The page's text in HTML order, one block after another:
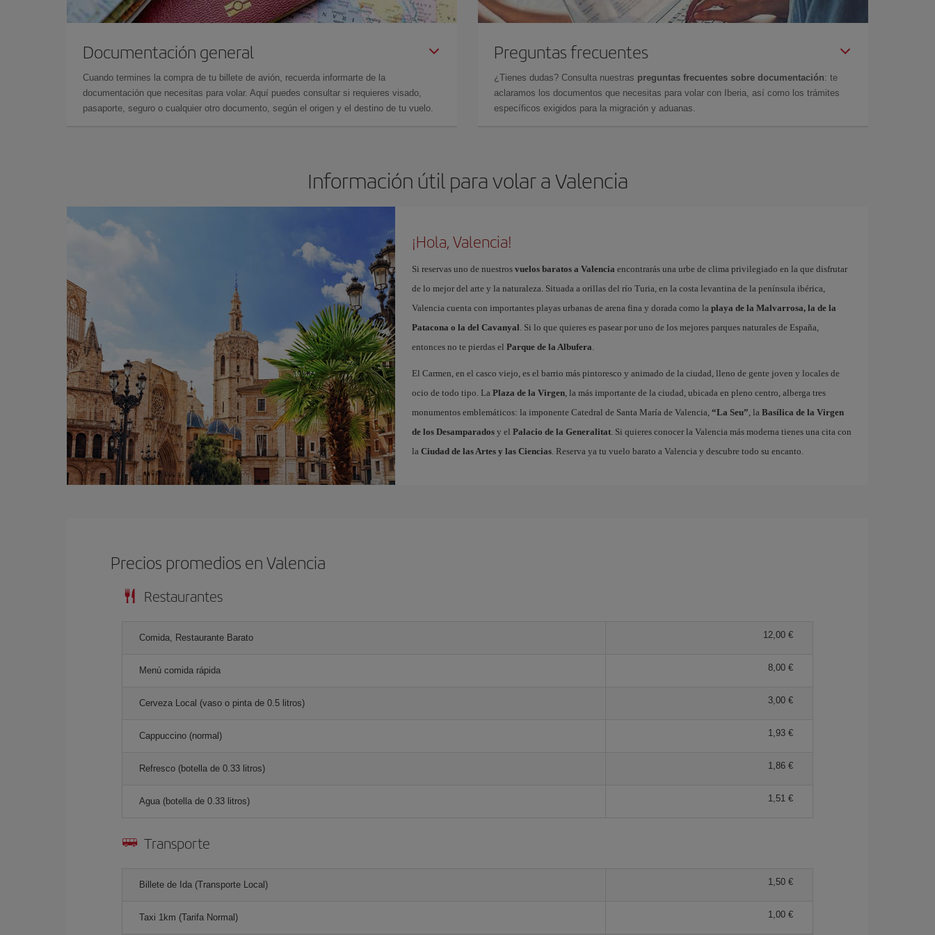
Documentación general
Cuando termines la compra de tu billete de avión, recuerda informarte de la
documentación que necesitas para volar. Aquí puedes consultar si requieres visado,
pasaporte, seguro o cualquier otro documento, según el origen y el destino de tu vuelo.
Preguntas frecuentes
¿Tienes dudas? Consulta nuestras preguntas frecuentes sobre documentación: te
aclaramos los documentos que necesitas para volar con Iberia, así como los trámites
específicos exigidos para la migración y aduanas.
Información útil para volar a Valencia
¡Hola, Valencia!
Si reservas uno de nuestros vuelos baratos a Valencia encontrarás una urbe de clima privilegiado en la que disfrutar
de lo mejor del arte y la naturaleza. Situada a orillas del río Turia, en la costa levantina de la península ibérica,
Valencia cuenta con importantes playas urbanas de arena fina y dorada como la playa de la Malvarrosa, la de la
Patacona o la del Cavanyal. Si lo que quieres es pasear por uno de los mejores parques naturales de España,
entonces no te pierdas el Parque de la Albufera.
El Carmen, en el casco viejo, es el barrio más pintoresco y animado de la ciudad, lleno de gente joven y locales de
ocio de todo tipo. La Plaza de la Virgen, la más importante de la ciudad, ubicada en pleno centro, alberga tres
monumentos emblemáticos: la imponente Catedral de Santa María de Valencia, “La Seu”, la Basílica de la Virgen
de los Desamparadosy el Palacio de la Generalitat. Si quieres conocer la Valencia más moderna tienes una cita con
la Ciudad de las Artes y las Ciencias. Reserva ya tu vuelo barato a Valencia y descubre todo su encanto.
Precios promedios en Valencia
Restaurantes
Comida, Restaurante Barato 12,00 €
Menú comida rápida 8,00 €
Cerveza Local (vaso o pinta de 0.5 litros) 3,00 €
Cappuccino (normal) 1,93 €
Refresco (botella de 0.33 litros) 1,86 €
Agua (botella de 0.33 litros) 1,51 €
Transporte
Billete de Ida (Transporte Local) 1,50 €
Taxi 1km (Tarifa Normal) 1,00 €